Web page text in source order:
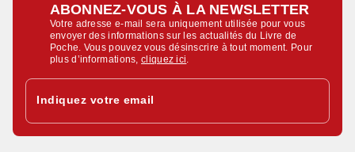
ABONNEZ-VOUS À LA NEWSLETTER
Votre adresse e-mail sera uniquement utilisée pour vous
envoyer des informations sur les actualités du Livre de
Poche. Vous pouvez vous désinscrire à tout moment. Pour
plus d’informations,cliquez ici
Indiquez votre email